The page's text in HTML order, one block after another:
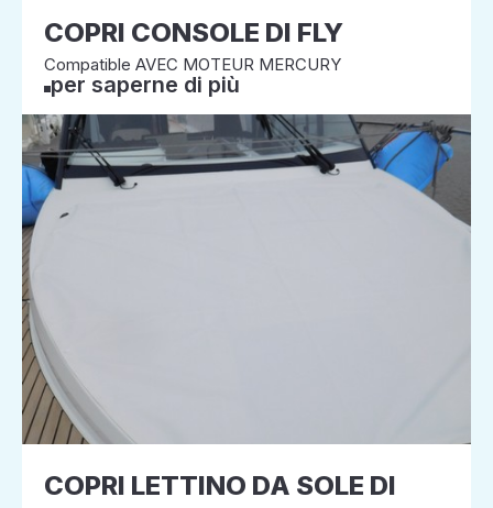
COPRI CONSOLE DI FLY
Compatible AVEC MOTEUR MERCURY
per saperne di più
COPRI LETTINO DA SOLE DI